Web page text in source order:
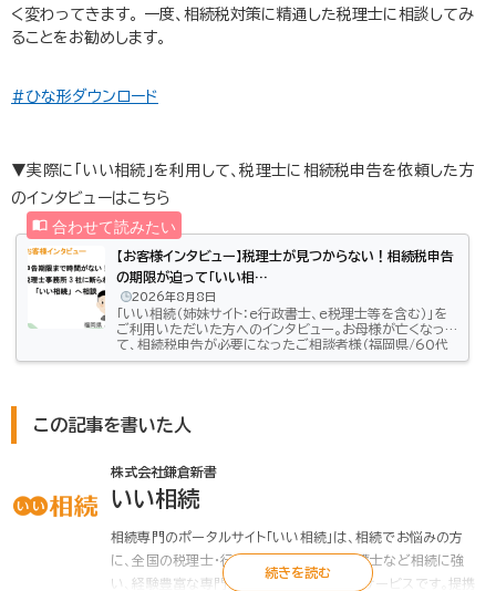
く変わってきます。 一度、相続税対策に精通した税理士に相談してみ
ることをお勧めします。
#ひな形ダウンロード
▼実際に「いい相続」を利用して、税理士に相続税申告を依頼した方
のインタビューはこちら
【お客様インタビュー】税理士が見つからない！相続税申告
の期限が迫って「いい相…
2026年8月8日
「いい相続（姉妹サイト：e行政書士、e税理士等を含む）」を
ご利用いただいた方へのインタビュー。お母様が亡くなっ
て、相続税申告が必要になったご相談者様（福岡県/60代
男性）相続手続きでどのようなお悩みがあって「いい相続」
ていたので、相続するのは兄と私。兄は他県で暮らしてい
たので、手続きは私がすることになりましたが、兄にも自分
この記事を書いた人
株式会社鎌倉新書
いい相続
相続専門のポータルサイト「いい相続」は、相続でお悩みの方
に、全国の税理士・行政書士・司法書士・弁護士など相続に強
い、経験豊富な専門家をお引き合わせするサービスです。提携